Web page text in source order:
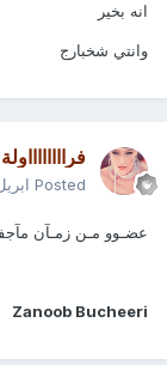
انه بخير
وانتي شخبارج
Posted ابريل 22,
عضـوو مـن زمـآن
Zanoob Bucheeri